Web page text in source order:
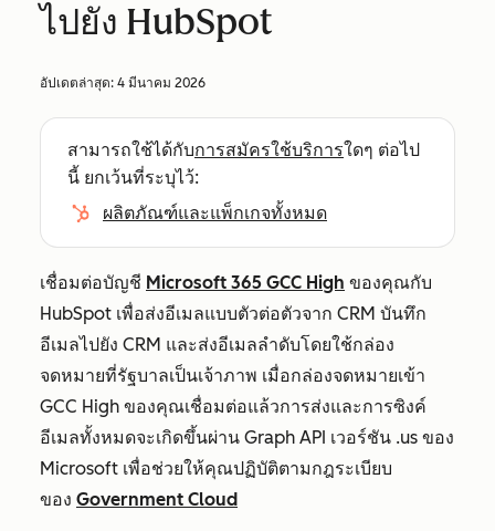
ไปยัง HubSpot
อัปเดตล่าสุด: 4 มีนาคม 2026
สามารถใช้ได้กับการสมัครใช้บริการใดๆ ต่อไป
นี้ ยกเว้นที่ระบุไว้:
ผลิตภัณฑ์และแพ็กเกจทั้งหมด
เชื่อมต่อบัญชี Microsoft 365 GCC High ของคุณกับ
HubSpot เพื่อส่งอีเมลแบบตัวต่อตัวจาก CRM บันทึก
อีเมลไปยัง CRM และส่งอีเมลลำดับโดยใช้กล่อง
จดหมายที่รัฐบาลเป็นเจ้าภาพ เมื่อกล่องจดหมายเข้า
GCC High ของคุณเชื่อมต่อแล้วการส่งและการซิงค์
อีเมลทั้งหมดจะเกิดขึ้นผ่าน Graph API เวอร์ชัน .us ของ
Microsoft เพื่อช่วยให้คุณปฏิบัติตามกฎระเบียบ
ของ Government Cloud